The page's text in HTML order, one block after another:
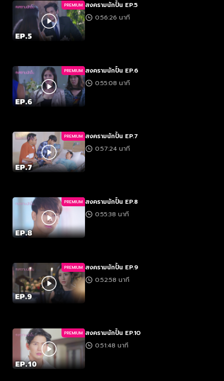
PREMIUM สงครามนักปั้น EP.5
0:56:26 นาที
PREMIUM สงครามนักปั้น EP.6
0:55:08 นาที
PREMIUM สงครามนักปั้น EP.7
0:57:24 นาที
PREMIUM สงครามนักปั้น EP.8
0:55:38 นาที
PREMIUM สงครามนักปั้น EP.9
0:52:58 นาที
PREMIUM สงครามนักปั้น EP.10
0:51:48 นาที